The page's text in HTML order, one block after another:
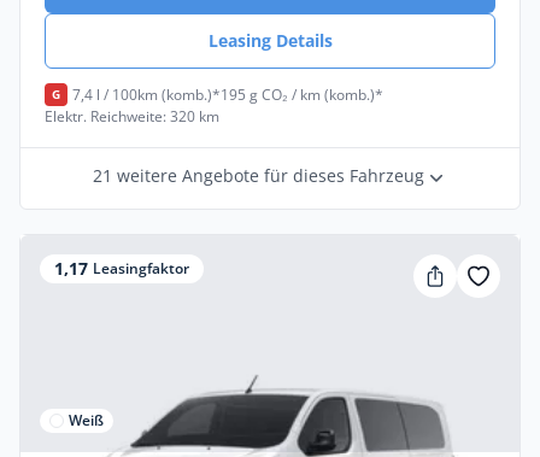
Leasing Details
G 7,4 l / 100km (komb.)*195 g CO₂ / km (komb.)*
Elektr. Reichweite: 320 km
21 weitere Angebote für dieses Fahrzeug
1,17 Leasingfaktor
Weiß